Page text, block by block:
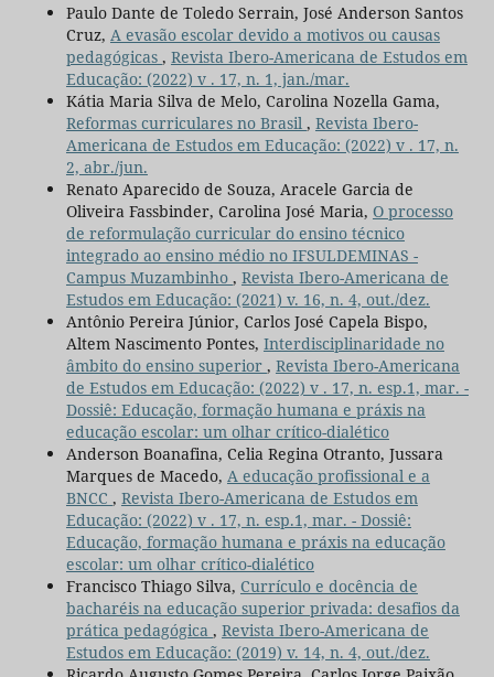
Paulo Dante de Toledo Serrain, José Anderson Santos
Cruz, A evasão escolar devido a motivos ou causas
pedagógicas , Revista Ibero-Americana de Estudos em
Educação: (2022) v . 17, n. 1, jan./mar.
Kátia Maria Silva de Melo, Carolina Nozella Gama,
Reformas curriculares no Brasil , Revista Ibero-
Americana de Estudos em Educação: (2022) v . 17, n.
2, abr./jun.
Renato Aparecido de Souza, Aracele Garcia de
Oliveira Fassbinder, Carolina José Maria, O processo
de reformulação curricular do ensino técnico
integrado ao ensino médio no IFSULDEMINAS -
Campus Muzambinho , Revista Ibero-Americana de
Estudos em Educação: (2021) v. 16, n. 4, out./dez.
Antônio Pereira Júnior, Carlos José Capela Bispo,
Altem Nascimento Pontes, Interdisciplinaridade no
âmbito do ensino superior , Revista Ibero-Americana
de Estudos em Educação: (2022) v . 17, n. esp.1, mar. -
Dossiê: Educação, formação humana e práxis na
educação escolar: um olhar crítico-dialético
Anderson Boanafina, Celia Regina Otranto, Jussara
Marques de Macedo, A educação profissional e a
BNCC , Revista Ibero-Americana de Estudos em
Educação: (2022) v . 17, n. esp.1, mar. - Dossiê:
Educação, formação humana e práxis na educação
escolar: um olhar crítico-dialético
Francisco Thiago Silva, Currículo e docência de
bacharéis na educação superior privada: desafios da
prática pedagógica , Revista Ibero-Americana de
Estudos em Educação: (2019) v. 14, n. 4, out./dez.